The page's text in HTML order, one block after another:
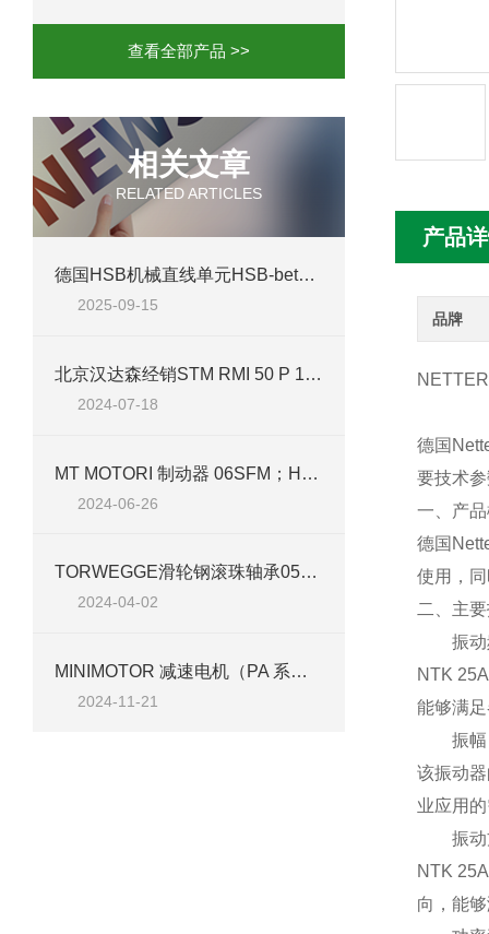
mini motor电机MC230P3T 20- B参数
AC-motoren交流电机FCA 132S-4/
AC-motoren交流电机ACM 160M-4参
AC-MOTOREN电机FCPA 71B-2参数
查看全部产品 >>
相关文章
RELATED ARTICLES
德国HSB机械直线单元HSB-beta 80带齿形带传动或丝杠传动
2025-09-15
北京汉达森经销STM RMI 50 P 1/10 G 80B14减速机技术介绍
2024-07-18
MT MOTORI 制动器 06SFM；H30 103V 尺寸 100 技术介绍
2024-06-26
TORWEGGE滑轮钢滚珠轴承055-060技术参数及应用介绍
2024-04-02
MINIMOTOR 减速电机（PA 系列）PAC12MP3N 技术介绍
2024-11-21
产品
品牌
德国
要技术
一、产
德国
使用，
二、主
振
NTK
能够满
振幅
该振动
业应用
振
NTK
向，能